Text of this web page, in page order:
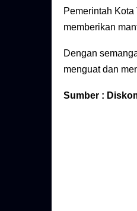
Pemerintah
memberikan
Dengan
menguat dan
Sumber :